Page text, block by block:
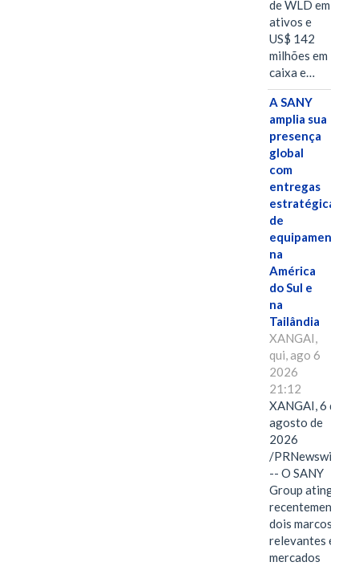
de WLD em
ativos e
US$ 142
milhões em
caixa e…
A SANY
amplia sua
presença
global
com
entregas
estratégicas
de
equipamentos
na
América
do Sul e
na
Tailândia
XANGAI,
qui, ago 6
2026
21:12
XANGAI, 6 de
agosto de
2026
/PRNewswire/
-- O SANY
Group atingiu
recentemente
dois marcos
relevantes em
mercados